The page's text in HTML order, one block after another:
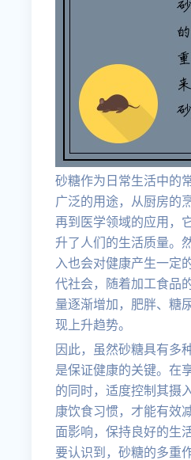
砂糖作为日常生活中的
广泛的用途，从厨房的
再到医学领域的应用，
升了人们的生活质量。
入也会对健康产生一定
代社会，随着加工食品
量逐渐增加，肥胖、糖
现上升趋势。
因此，虽然砂糖具有多
是保证健康的关键。在
的同时，适度控制其摄
康饮食习惯，才能有效
面影响，保持良好的生
要认识到，砂糖的多重